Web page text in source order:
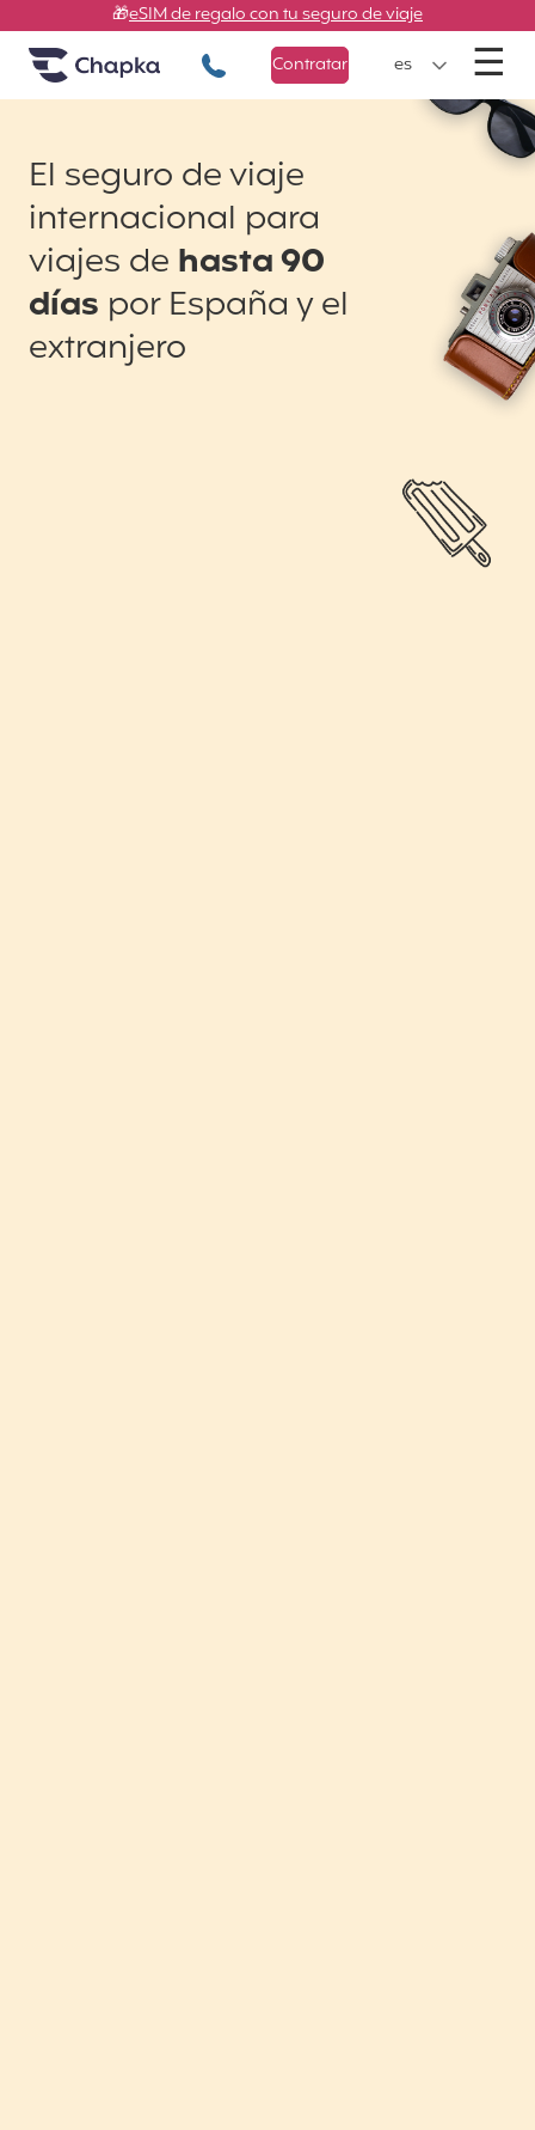
Ir directamente al contenido
Chapka Seguros de viaje
🎁eSIM de regalo con tu seguro de viaje
+34 900 805 947
Contratar es ☰
El seguro de viaje
internacional para
viajes de hasta 90
días por España y el
extranjero